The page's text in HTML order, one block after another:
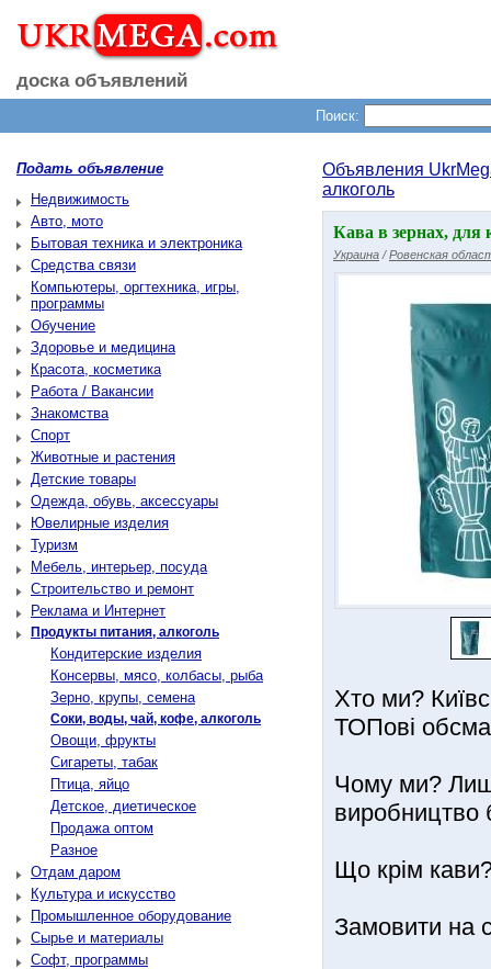
доска объявлений
Поиск:
Подать объявление
Недвижимость
Авто, мото
Бытовая техника и электроника
Средства связи
Компьютеры, оргтехника, игры,
программы
Обучение
Здоровье и медицина
Красота, косметика
Работа / Вакансии
Знакомства
Спорт
Животные и растения
Детские товары
Одежда, обувь, аксессуары
Ювелирные изделия
Туризм
Мебель, интерьер, посуда
Строительство и ремонт
Реклама и Интернет
Продукты питания, алкоголь
Кондитерские изделия
Консервы, мясо, колбасы, рыба
Зерно, крупы, семена
Соки, воды, чай, кофе, алкоголь
Овощи, фрукты
Сигареты, табак
Птица, яйцо
Детское, диетическое
Продажа оптом
Разное
Отдам даром
Культура и искусство
Промышленное оборудование
Сырье и материалы
Софт, программы
Объявления
алкоголь
Кава в зернах, для
Украина /Ровенская
Хто ми?
ТОПові
Чому ми?
виробництво
Що крім
Замовити на